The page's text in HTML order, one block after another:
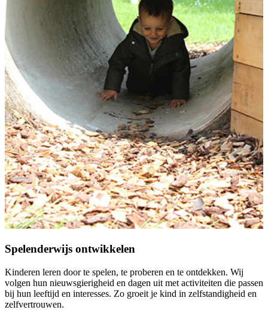
Spelenderwijs ontwikkelen
Kinderen leren door te spelen, te proberen en te ontdekken. Wij
volgen hun nieuwsgierigheid en dagen uit met activiteiten die passen
bij hun leeftijd en interesses. Zo groeit je kind in zelfstandigheid en
zelfvertrouwen.